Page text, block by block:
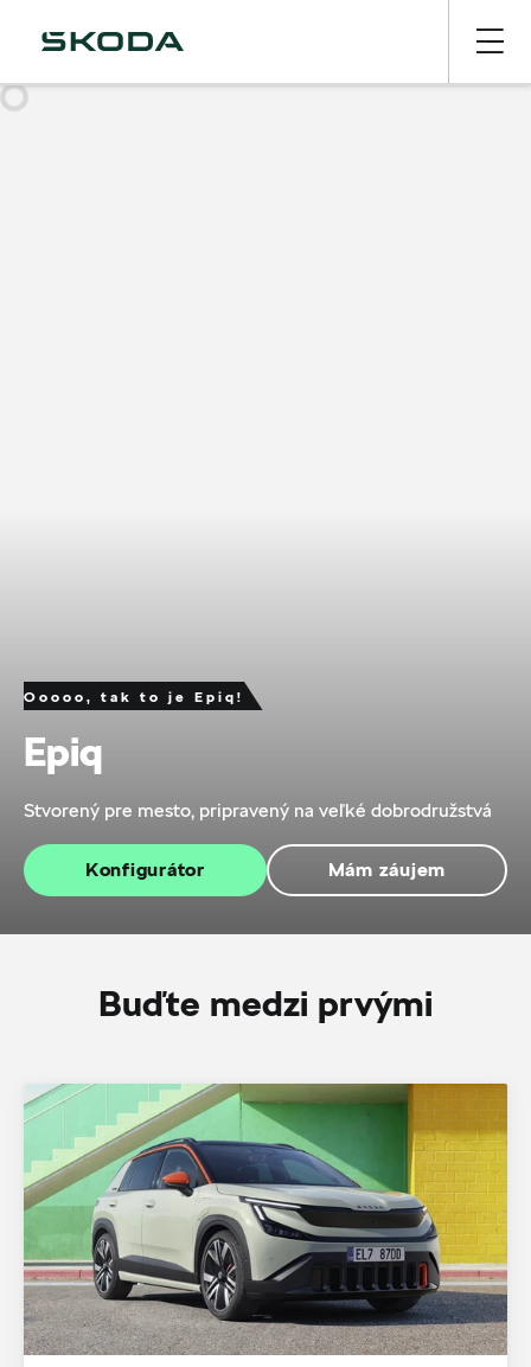
Ooooo, tak to je Epiq!
Epiq
Stvorený pre mesto, pripravený na veľké dobrodružstvá
Konfigurátor Mám záujem
Buďte medzi prvými